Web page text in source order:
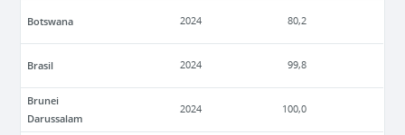
Botswana 2024 80,2
Brasil 2024 99,8
Brunei
Darussalam
2024 100,0